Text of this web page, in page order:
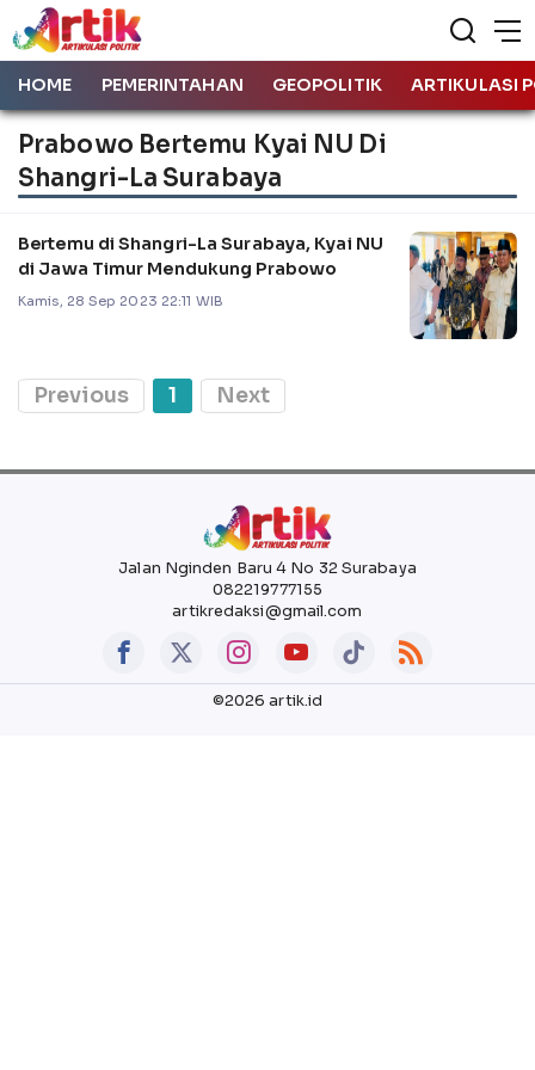
HOME PEMERINTAHAN GEOPOLITIK ARTIKULASI
Prabowo Bertemu Kyai NU Di
Shangri-La Surabaya
Bertemu di Shangri-La Surabaya, Kyai NU
di Jawa Timur Mendukung Prabowo
Kamis, 28 Sep 2023 22:11 WIB
Previous 1 Next
Jalan Nginden Baru 4 No 32 Surabaya
082219777155
artikredaksi@gmail.com
©2026 artik.id